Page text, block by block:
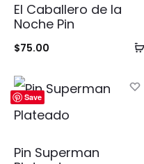
El Caballero de la
Noche Pin
$75.00
Save
Pin Superman